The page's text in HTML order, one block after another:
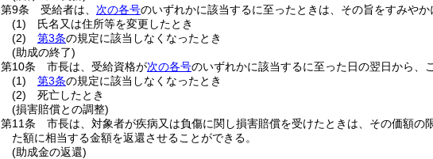
第9条
受給者は、 次の各号のいずれかに該当するに至ったときは、その旨をすみやか
(1)
氏名又は住所等を変更したとき
(2)
第3条の規定に該当しなくなったとき
(助成の終了)
第10条
市長は、受給資格が次の各号のいずれかに該当するに至った日の翌日から、
(1)
第3条の規定に該当しなくなったとき
(2)
死亡したとき
(損害賠償との調整)
第11条
市長は、対象者が疾病又は負傷に関し損害賠償を受けたときは、その価額
た額に相当する金額を返還させることができる。
(助成金の返還)